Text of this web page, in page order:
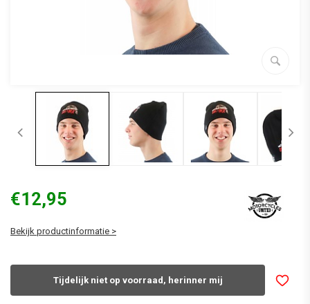
€12,95
Bekijk productinformatie >
Tijdelijk niet op voorraad, herinner mij